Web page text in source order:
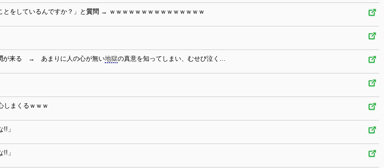
をしているんですか？」と 質問 → ｗｗｗｗｗｗｗｗｗｗｗｗｗｗｗ
が来る → あまりに人の心が無い地獄の真意を知ってしまい、むせび泣く…
しまくるｗｗｗ
!!」
!!」